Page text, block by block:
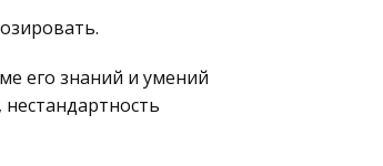
его знаний и умений